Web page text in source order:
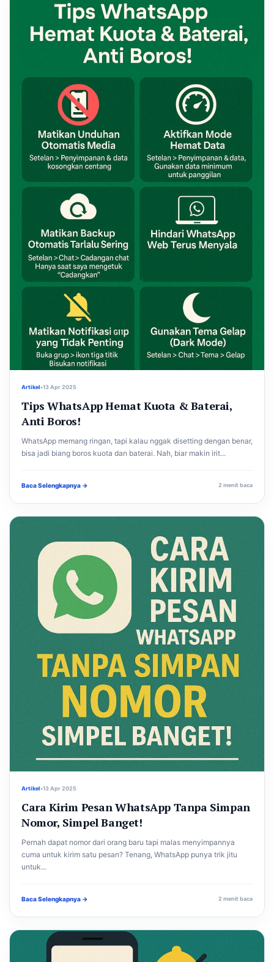
Artikel•13 Apr 2025
Tips WhatsApp Hemat Kuota & Baterai,
Anti Boros!
WhatsApp memang ringan, tapi kalau nggak disetting dengan benar,
bisa jadi biang boros kuota dan baterai. Nah, biar makin irit...
Baca Selengkapnya → 2 menit baca
Artikel•13 Apr 2025
Cara Kirim Pesan WhatsApp Tanpa Simpan
Nomor, Simpel Banget!
Pernah dapat nomor dari orang baru tapi malas menyimpannya
cuma untuk kirim satu pesan? Tenang, WhatsApp punya trik jitu
untuk...
Baca Selengkapnya → 2 menit baca